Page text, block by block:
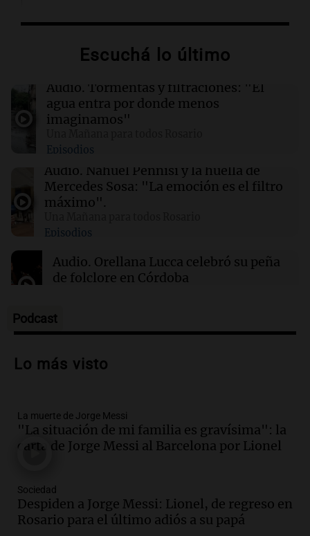
Incendios forestales en Indonesia: se
Bromo Tengger Semeru
Chipre iniciará suministro de gas natural a
Europa en marzo de 2028, según su ministro
02:13 Mundo
Más de 1.300 vuelos cancelados en Shanghái
ante la llegada del tifón Dolphin
02:03
Airbnb acelera el lanzamiento de funciones
gracias a la inteligencia artificial en su
Escuchá lo último
Audio. Tormentas y filtraciones: "El
agua entra por donde menos
imaginamos"
Episodios
Audio. Nahuel Pennisi y la huella de
Mercedes Sosa: "La emoción es el filtro
máximo".
Episodios
Audio. Orellana Lucca celebró su peña
de folclore en Córdoba
Audio.Trágico accidente en Mendoza:
vehículos desde un puente
Audio.Tragedia en Mendoza: un muerto
y cinco heridos tras caer dos autos desde
un puente
Audio.Messi llegará esta noche a
Rosario para acompañar a su familia
Podcast
Lo más visto
La muerte de Jorge Messi
"La situación de mi familia es gravísima": la
carta de Jorge Messi al Barcelona por Lionel
Sociedad
Despiden a Jorge Messi: Lionel, de regreso en
Rosario para el último adiós a su papá